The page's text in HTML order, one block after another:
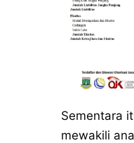
Sementara
mewakili